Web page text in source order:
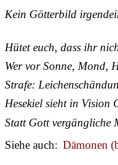
Kein Götterbild
Hütet euch, dass ihr
Wer vor Sonne, Mond,
Strafe:
Hesekiel sieht in Vision
Statt Gott vergängliche
Siehe auch: Dämonen